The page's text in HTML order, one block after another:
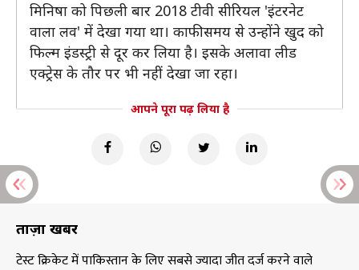
मिनिषा को पिछली बार 2018 टीवी सीरियल 'इंटरनेट
वाला लव' में देखा गया था। काफी समय से उन्होंने खुद को
फिल्म इंडस्ट्री से दूर कर लिया है। इसके अलावा लीड
एक्ट्रेस के तौर पर भी नहीं देखा जा रहा।
आपने पूरा पढ़ लिया है
ताज़ा खबरें
टेस्ट क्रिकेट में पाकिस्तान के लिए सबसे ज्यादा जीत दर्ज करने वाले